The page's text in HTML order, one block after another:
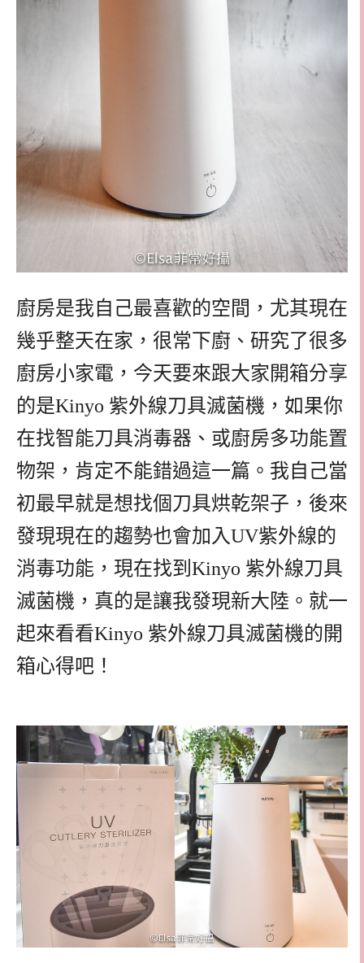
廚房是我自己最喜歡的空間，尤其現在
幾乎整天在家，很常下廚、研究了很多
廚房小家電，今天要來跟大家開箱分享
的是Kinyo 紫外線刀具滅菌機，如果你
在找智能刀具消毒器、或廚房多功能置
物架，肯定不能錯過這一篇。我自己當
初最早就是想找個刀具烘乾架子，後來
發現現在的趨勢也會加入UV紫外線的
消毒功能，現在找到Kinyo 紫外線刀具
滅菌機，真的是讓我發現新大陸。就一
起來看看Kinyo 紫外線刀具滅菌機的開
箱心得吧！